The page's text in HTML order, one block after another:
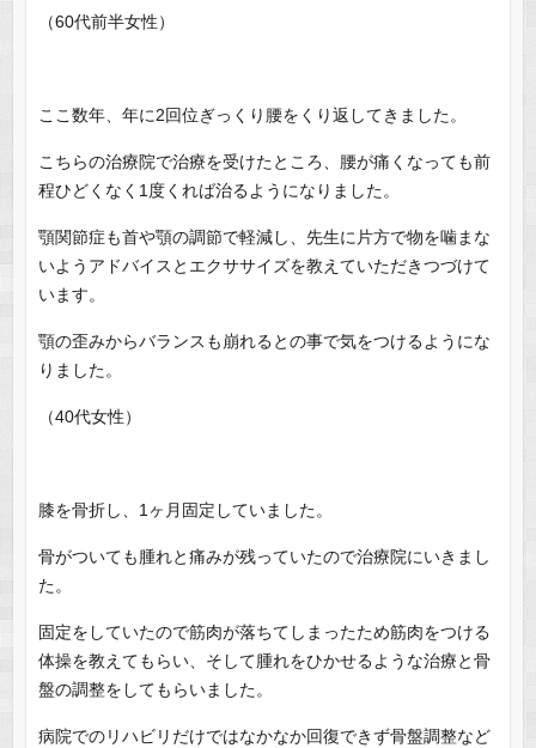
（60代前半女性）
ここ数年、年に2回位ぎっくり腰をくり返してきました。
こちらの治療院で治療を受けたところ、腰が痛くなっても前
程ひどくなく1度くれば治るようになりました。
顎関節症も首や顎の調節で軽減し、先生に片方で物を噛まな
いようアドバイスとエクササイズを教えていただきつづけて
います。
顎の歪みからバランスも崩れるとの事で気をつけるようにな
りました。
（40代女性）
膝を骨折し、1ヶ月固定していました。
骨がついても腫れと痛みが残っていたので治療院にいきまし
た。
固定をしていたので筋肉が落ちてしまったため筋肉をつける
体操を教えてもらい、そして腫れをひかせるような治療と骨
盤の調整をしてもらいました。
病院でのリハビリだけではなかなか回復できず骨盤調整など